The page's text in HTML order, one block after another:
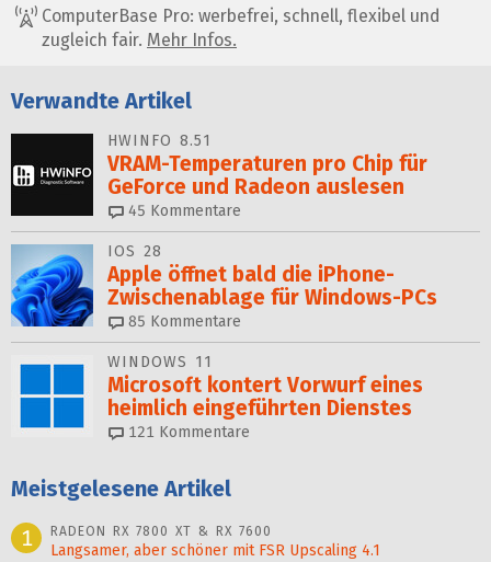
ComputerBase Pro: werbefrei, schnell, flexibel und
zugleich fair. Mehr Infos.
Verwandte Artikel
HWINFO 8.51
VRAM-Temperaturen pro Chip für
GeForce und Radeon auslesen
45 Kommentare
IOS 28
Apple öffnet bald die iPhone-
Zwischenablage für Windows-PCs
85 Kommentare
WINDOWS 11
Microsoft kontert Vorwurf eines
heimlich eingeführten Dienstes
121 Kommentare
Meistgelesene Artikel
1
RADEON RX 7800 XT & RX 7600
Langsamer, aber schöner mit FSR Upscaling 4.1